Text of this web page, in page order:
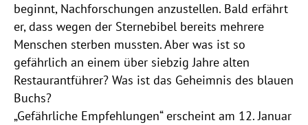
beginnt, Nachforschungen anzustellen. Bald erfährt
er, dass wegen der Sternebibel bereits mehrere
Menschen sterben mussten. Aber was ist so
gefährlich an einem über siebzig Jahre alten
Restaurantführer? Was ist das Geheimnis des blauen
Buchs?
„Gefährliche Empfehlungen“ erscheint am 12. Januar